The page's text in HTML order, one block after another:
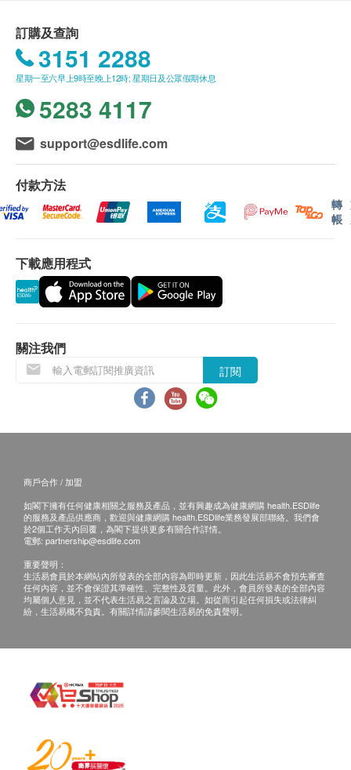
訂購及查詢
3151 2288
星期一至六早上9時至晚上12時; 星期日及公眾假期休息
5283 4117
support@esdlife.com
付款方法
轉
帳
下載應用程式
關注我們
訂閱
商戶合作 / 加盟
如閣下擁有任何健康相關之服務及產品，並有興趣成為健康網購 health.ESDlife
的服務及產品供應商，歡迎與健康網購 health.ESDlife業務發展部聯絡。我們會
於2個工作天內回覆，為閣下提供更多有關合作詳情。
電郵: partnership@esdlife.com
重要聲明：
生活易會員於本網站內所發表的全部內容為即時更新，因此生活易不會預先審查
任何內容，並不會保證其準確性、完整性及質量。此外，會員所發表的全部內容
均屬個人意見，並不代表生活易之言論及立場。如從而引起任何損失或法律糾
紛，生活易概不負責。有關詳情請參閱生活易的免責聲明。